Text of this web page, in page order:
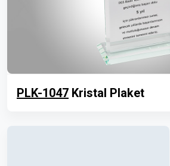
PLK-1047 Kristal Plaket